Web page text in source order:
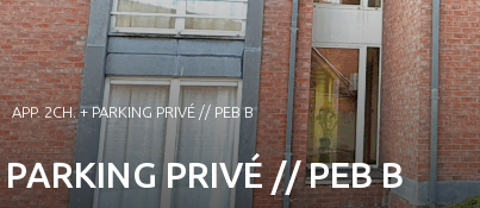
APP. 2CH. + PARKING PRIVÉ // PEB B
PRIVÉ // PEB B